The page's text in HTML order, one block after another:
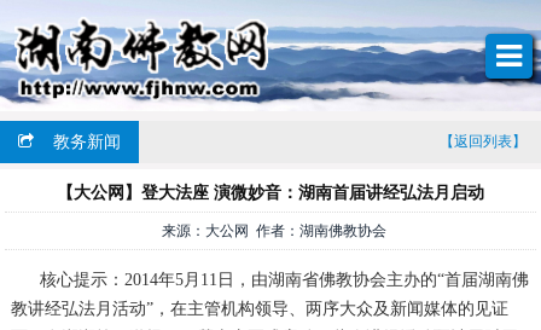
教务新闻 【返回列表】
【大公网】登大法座 演微妙音：湖南首届讲经弘法月启动
来源：大公网 作者：湖南佛教协会
核心提示：2014年5月11日，由湖南省佛教协会主办的“首届湖南佛
教讲经弘法月活动”，在主管机构领导、两序大众及新闻媒体的见证